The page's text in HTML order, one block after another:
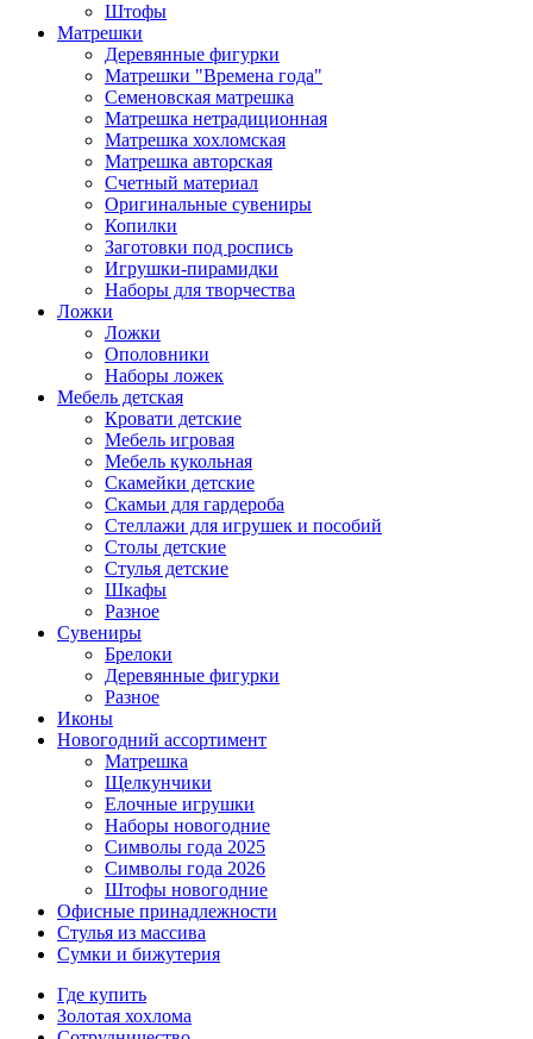
Штофы
Матрешки
Деревянные фигурки
Матрешки "Времена года"
Семеновская матрешка
Матрешка нетрадиционная
Матрешка хохломская
Матрешка авторская
Счетный материал
Оригинальные сувениры
Копилки
Заготовки под роспись
Игрушки-пирамидки
Наборы для творчества
Ложки
Ложки
Ополовники
Наборы ложек
Мебель детская
Кровати детские
Мебель игровая
Мебель кукольная
Скамейки детские
Скамьи для гардероба
Стеллажи для игрушек и пособий
Столы детские
Стулья детские
Шкафы
Разное
Сувениры
Брелоки
Деревянные фигурки
Разное
Иконы
Новогодний ассортимент
Матрешка
Щелкунчики
Елочные игрушки
Наборы новогодние
Символы года 2025
Символы года 2026
Штофы новогодние
Офисные принадлежности
Стулья из массива
Сумки и бижутерия
Где купить
Золотая хохлома